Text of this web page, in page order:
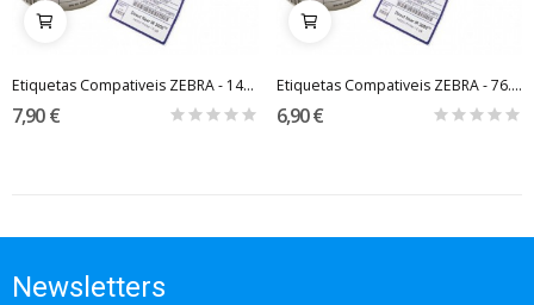
Etiquetas Compativeis ZEBRA - 148.5mm x 35mm...
7,90 €
Etiquetas Compativeis ZEBRA - 76.2mm x 25.4mm...
6,90 €
Newsletters